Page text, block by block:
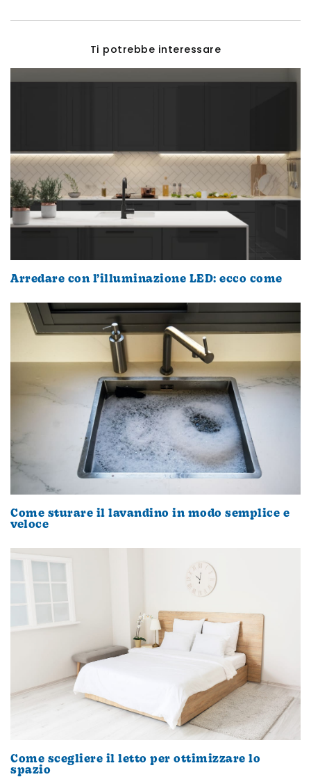
Ti potrebbe interessare
Arredare con l’illuminazione LED: ecco come
Come sturare il lavandino in modo semplice e
veloce
Come scegliere il letto per ottimizzare lo
spazio